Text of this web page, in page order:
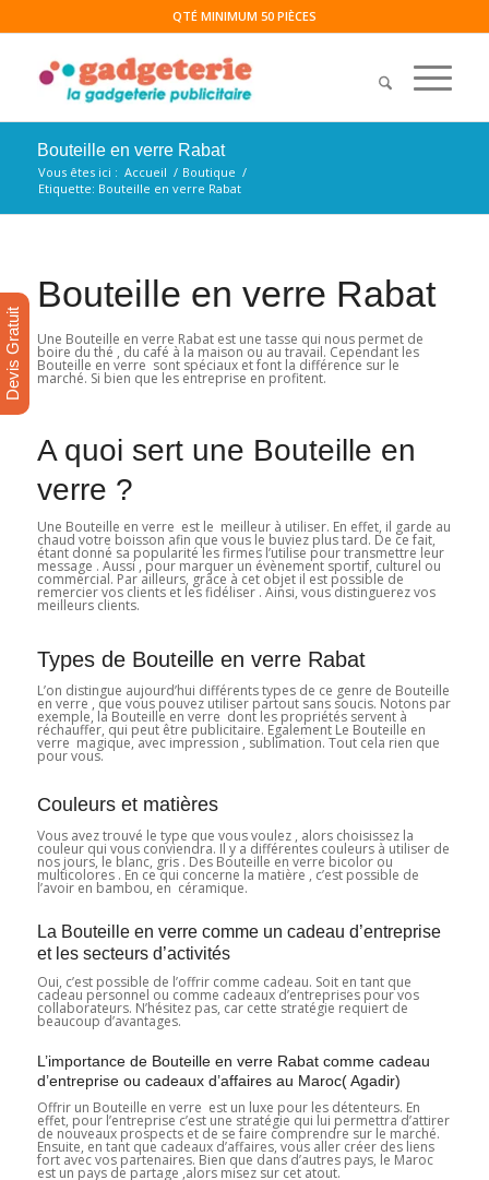
QTÉ MINIMUM 50 PIÈCES
Bouteille en verre Rabat
Vous êtes ici : Accueil / Boutique /
Etiquette: Bouteille en verre Rabat
Bouteille en verre Rabat
Une Bouteille en verre Rabat est une tasse qui nous permet de
boire du thé , du café à la maison ou au travail. Cependant les
Bouteille en verre sont spéciaux et font la différence sur le
marché. Si bien que les entreprise en profitent.
A quoi sert une Bouteille en
verre ?
Une Bouteille en verre est le meilleur à utiliser. En effet, il garde au
chaud votre boisson afin que vous le buviez plus tard. De ce fait,
étant donné sa popularité les firmes l’utilise pour transmettre leur
message . Aussi , pour marquer un évènement sportif, culturel ou
commercial. Par ailleurs, grâce à cet objet il est possible de
remercier vos clients et les fidéliser . Ainsi, vous distinguerez vos
meilleurs clients.
Types de Bouteille en verre Rabat
L’on distingue aujourd’hui différents types de ce genre de Bouteille
en verre , que vous pouvez utiliser partout sans soucis. Notons par
exemple, la Bouteille en verre dont les propriétés servent à
réchauffer, qui peut être publicitaire. Egalement Le Bouteille en
verre magique, avec impression , sublimation. Tout cela rien que
pour vous.
Couleurs et matières
Vous avez trouvé le type que vous voulez , alors choisissez la
couleur qui vous conviendra. Il y a différentes couleurs à utiliser de
nos jours, le blanc, gris . Des Bouteille en verre bicolor ou
multicolores . En ce qui concerne la matière , c’est possible de
l’avoir en bambou, en céramique.
La Bouteille en verre comme un cadeau d’entreprise
et les secteurs d’activités
Oui, c’est possible de l’offrir comme cadeau. Soit en tant que
cadeau personnel ou comme cadeaux d’entreprises pour vos
collaborateurs. N’hésitez pas, car cette stratégie requiert de
beaucoup d’avantages.
L’importance de Bouteille en verre Rabat comme cadeau
d’entreprise ou cadeaux d’affaires au Maroc( Agadir)
Offrir un Bouteille en verre est un luxe pour les détenteurs. En
effet, pour l’entreprise c’est une stratégie qui lui permettra d’attirer
de nouveaux prospects et de se faire comprendre sur le marché.
Ensuite, en tant que cadeaux d’affaires, vous aller créer des liens
fort avec vos partenaires. Bien que dans d’autres pays, le Maroc
est un pays de partage ,alors misez sur cet atout.
Devis Gratuit